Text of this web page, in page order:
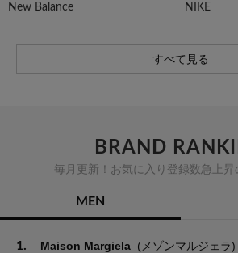
New Balance NIKE
すべて見る
BRAND
毎月更新！お気に入り登録数急上昇
MEN
1. Maison Margiela (メゾンマルジェラ)